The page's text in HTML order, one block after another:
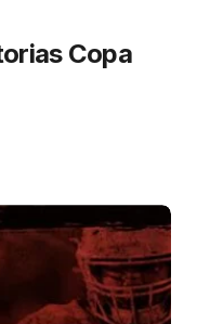
Copa